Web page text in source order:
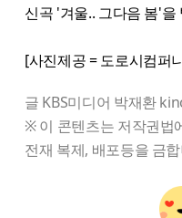
신곡 '겨울.. 그다음 봄'을
[사진제공 = 도로시컴퍼
글 KBS미디어 박재환
※ 이 콘텐츠는 저작권법
전재 복제, 배포등을 금